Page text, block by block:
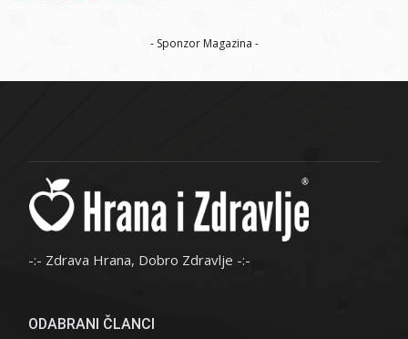
- Sponzor Magazina -
-:- Zdrava Hrana, Dobro Zdravlje -:-
ODABRANI ČLANCI